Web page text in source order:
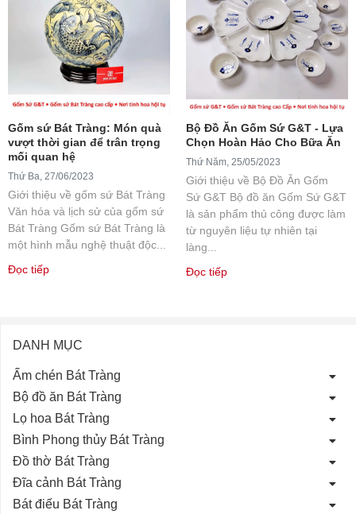
Gốm sứ Bát Tràng: Món quà
vượt thời gian để trân trọng
mối quan hệ
Thứ Ba, 27/06/2023
Giới thiệu về gốm sứ Bát Tràng
Văn hóa và lịch sử của gốm sứ
Bát Tràng Gốm sứ Bát Tràng là
một hình mẫu nghệ thuật độc...
Đọc tiếp
Bộ Đồ Ăn Gốm Sứ G&T - Lựa
Chọn Hoàn Hảo Cho Bữa Ăn
Thứ Năm, 25/05/2023
Giới thiệu về Bộ Đồ Ăn Gốm
Sứ G&T Bộ đồ ăn Gốm Sứ G&T
là sản phẩm thủ công được làm
từ nguyên liệu tự nhiên tại
làng...
Đọc tiếp
DANH MỤC
Ấm chén Bát Tràng
Bộ đồ ăn Bát Tràng
Lọ hoa Bát Tràng
Bình Phong thủy Bát Tràng
Đồ thờ Bát Tràng
Đĩa cảnh Bát Tràng
Bát điếu Bát Tràng